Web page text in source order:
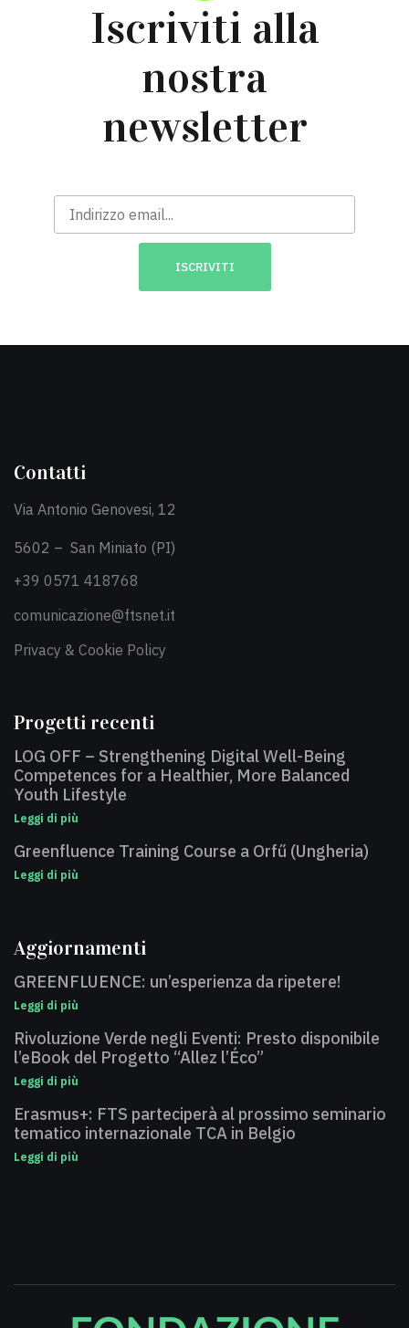
Iscriviti alla
nostra
newsletter
Contatti
Via Antonio Genovesi, 12
5602 – San Miniato (PI)
+39 0571 418768
comunicazione@ftsnet.it
Privacy & Cookie Policy
Progetti recenti
LOG OFF – Strengthening Digital Well-Being
Competences for a Healthier, More Balanced
Youth Lifestyle
Leggi di più
Greenfluence Training Course a Orfű (Ungheria)
Leggi di più
Aggiornamenti
GREENFLUENCE: un’esperienza da ripetere!
Leggi di più
Rivoluzione Verde negli Eventi: Presto disponibile
l’eBook del Progetto “Allez l’Éco”
Leggi di più
Erasmus+: FTS parteciperà al prossimo seminario
tematico internazionale TCA in Belgio
Leggi di più